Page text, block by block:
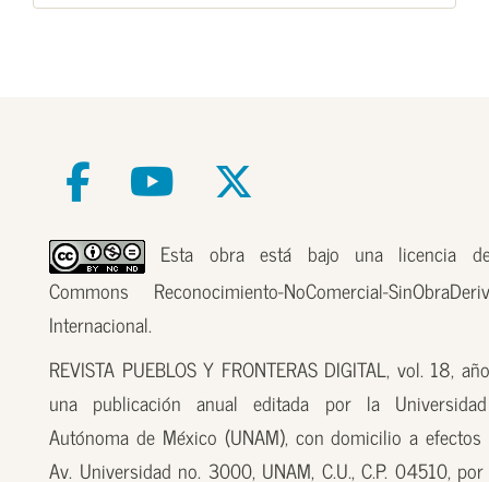
Esta obra está bajo una licencia
Commons Reconocimiento-NoComercial-
Internacional.
REVISTA PUEBLOS Y FRONTERAS DIGITAL, vol. 18,
una publicación anual editada por la
Autónoma de México (UNAM), con domicilio a
Av. Universidad no. 3000, UNAM, C.U., C.P. 04510,